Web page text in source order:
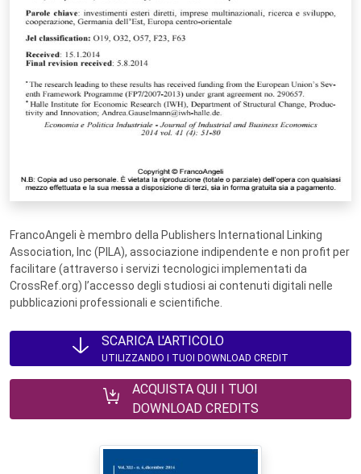
FrancoAngeli è membro della Publishers International Linking
Association, Inc (PILA), associazione indipendente e non profit per
facilitare (attraverso i servizi tecnologici implementati da
CrossRef.org) l’accesso degli studiosi ai contenuti digitali nelle
pubblicazioni professionali e scientifiche.
SCARICA L'ARTICOLO
UTILIZZANDO I TUOI DOWNLOAD CREDIT
ACQUISTA QUI I TUOI
DOWNLOAD CREDITS